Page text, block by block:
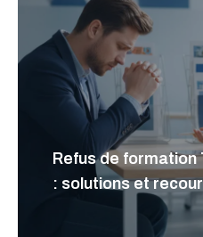
Refus de formation
: solutions et